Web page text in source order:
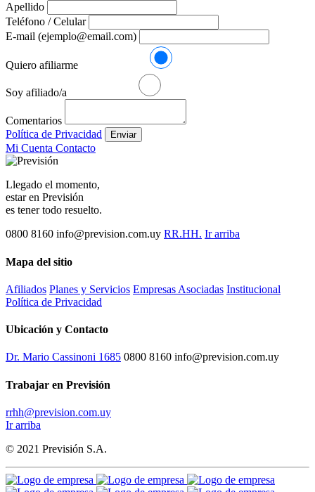
Apellido
Teléfono / Celular
E-mail (ejemplo@email.com)
Quiero afiliarme
Soy afiliado/a
Comentarios
Política de Privacidad
Enviar
Mi Cuenta Contacto
Llegado el momento,
estar en Previsión
es tener todo resuelto.
0800 8160 info@prevision.com.uy RR.HH. Ir arriba
Mapa del sitio
Afiliados Planes y Servicios Empresas Asociadas Institucional
Política de Privacidad
Ubicación y Contacto
Dr. Mario Cassinoni 1685 0800 8160 info@prevision.com.uy
Trabajar en Previsión
rrhh@prevision.com.uy
Ir arriba
© 2021 Previsión S.A.